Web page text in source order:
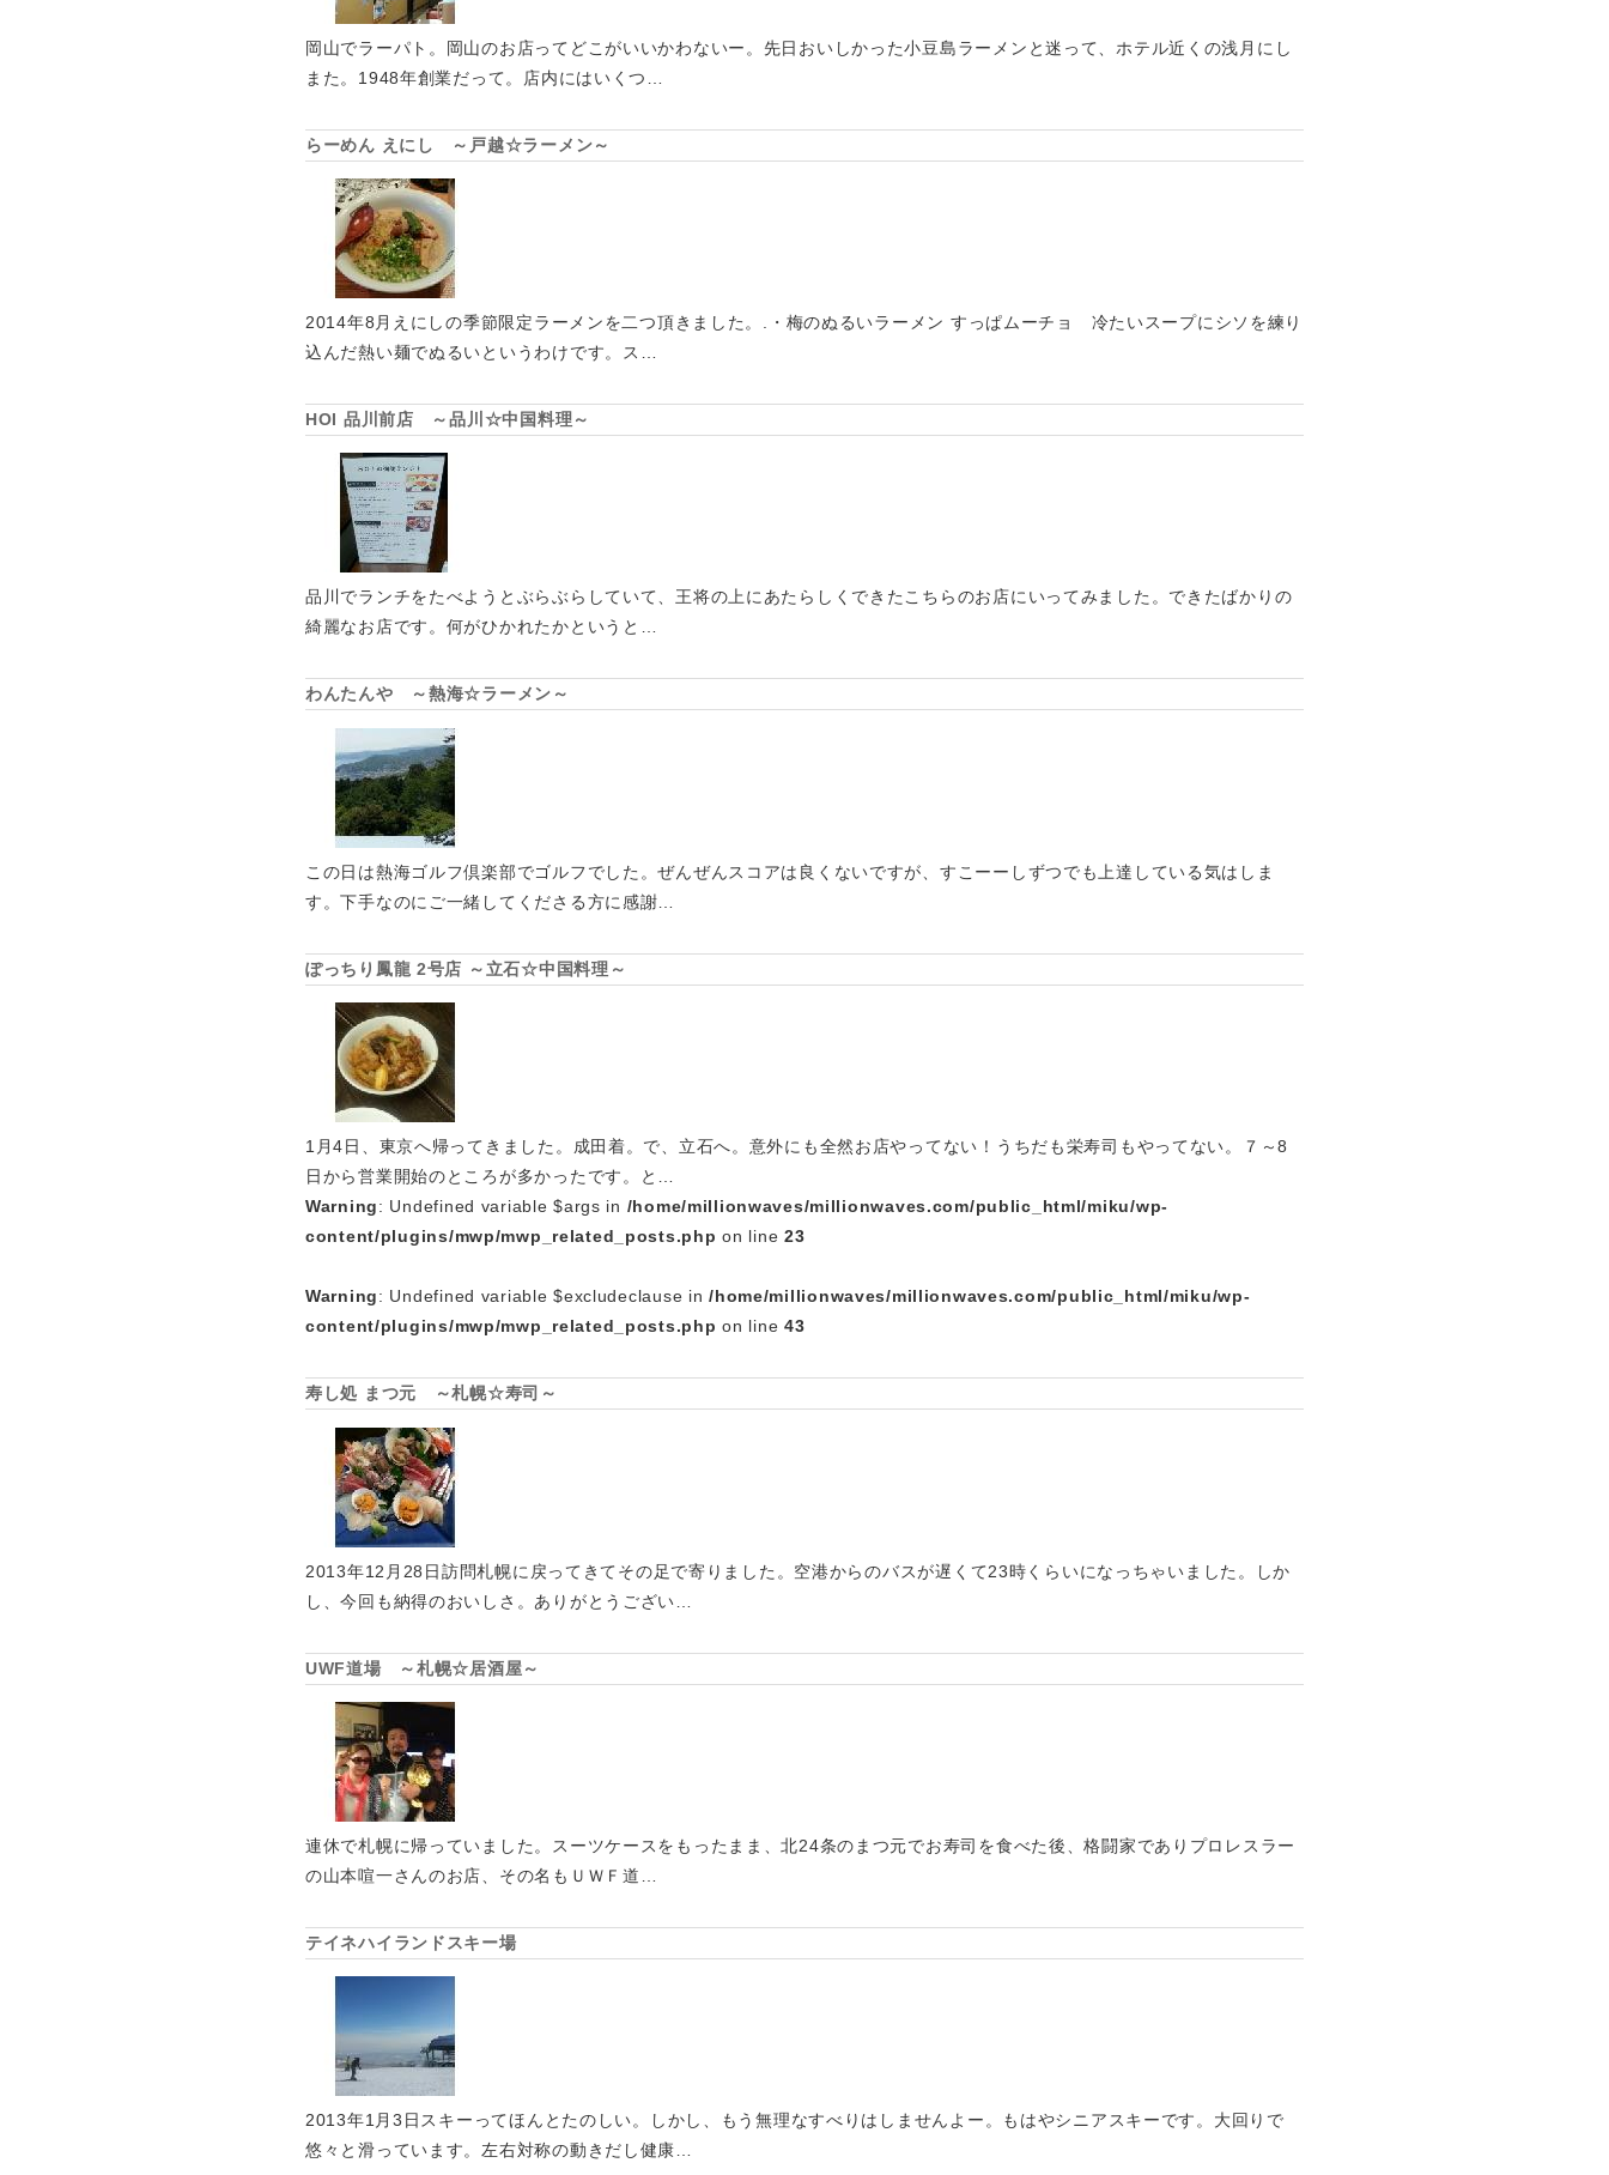
岡山でラーパト。岡山のお店ってどこがいいかわないー。先日おいしかった小豆島ラーメンと迷って、ホテル近くの浅月にし
また。1948年創業だって。店内にはいくつ…
らーめん えにし ～戸越☆ラーメン～
2014年8月えにしの季節限定ラーメンを二つ頂きました。.・梅のぬるいラーメン すっぱムーチョ 冷たいスープにシソを練り
込んだ熱い麺でぬるいというわけです。ス…
HOI 品川前店 ～品川☆中国料理～
品川でランチをたべようとぶらぶらしていて、王将の上にあたらしくできたこちらのお店にいってみました。できたばかりの
綺麗なお店です。何がひかれたかというと…
わんたんや ～熱海☆ラーメン～
この日は熱海ゴルフ倶楽部でゴルフでした。ぜんぜんスコアは良くないですが、すこーーしずつでも上達している気はしま
す。下手なのにご一緒してくださる方に感謝…
ぽっちり鳳龍 2号店 ～立石☆中国料理～
1月4日、東京へ帰ってきました。成田着。で、立石へ。意外にも全然お店やってない！うちだも栄寿司もやってない。７～8
日から営業開始のところが多かったです。と…
Warning: Undefined variable $args in /home/millionwaves/millionwaves.com/public_html/miku/wp-
content/plugins/mwp/mwp_related_posts.php on line23
Warning: Undefined variable $excludeclause in/home/millionwaves/millionwaves.com/public_html/miku/wp-
content/plugins/mwp/mwp_related_posts.php on line43
寿し処 まつ元 ～札幌☆寿司～
2013年12月28日訪問札幌に戻ってきてその足で寄りました。空港からのバスが遅くて23時くらいになっちゃいました。しか
し、今回も納得のおいしさ。ありがとうござい…
UWF道場 ～札幌☆居酒屋～
連休で札幌に帰っていました。スーツケースをもったまま、北24条のまつ元でお寿司を食べた後、格闘家でありプロレスラー
の山本喧一さんのお店、その名もＵＷＦ道…
テイネハイランドスキー場
2013年1月3日スキーってほんとたのしい。しかし、もう無理なすべりはしませんよー。もはやシニアスキーです。大回りで
悠々と滑っています。左右対称の動きだし健康…